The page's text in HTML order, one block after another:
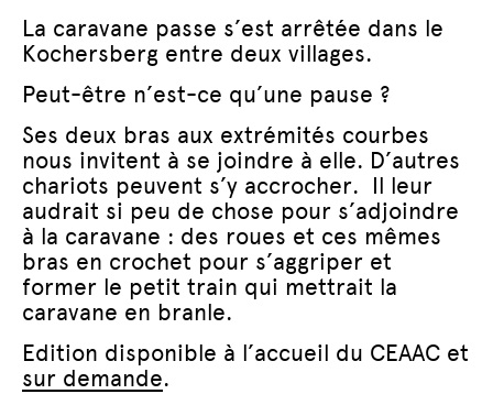
La caravane passe s’est arrêtée dans le
Kochersberg entre deux villages.
Peut-être n’est-ce qu’une pause ?
Ses deux bras aux extrémités courbes
nous invitent à se joindre à elle. D’autres
chariots peuvent s’y accrocher. Il leur
audrait si peu de chose pour s’adjoindre
à la caravane : des roues et ces mêmes
bras en crochet pour s’aggriper et
former le petit train qui mettrait la
caravane en branle.
Edition disponible à l’accueil du CEAAC et
sur demande.